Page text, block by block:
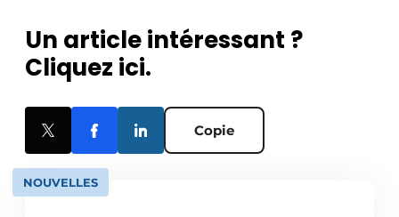
Un article intéressant ?
Cliquez ici.
Copie
NOUVELLES